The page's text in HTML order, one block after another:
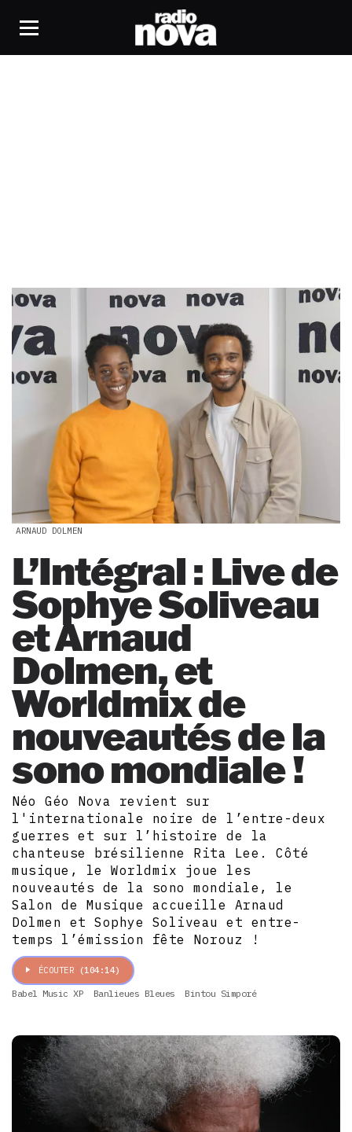
ARNAUD DOLMEN
L’Intégral : Live de
Sophye Soliveau
et Arnaud
Dolmen, et
Worldmix de
nouveautés de la
sono mondiale !
Néo Géo Nova revient sur
l'internationale noire de l’entre-deux
guerres et sur l’histoire de la
chanteuse brésilienne Rita Lee. Côté
musique, le Worldmix joue les
nouveautés de la sono mondiale, le
Salon de Musique accueille Arnaud
Dolmen et Sophye Soliveau et entre-
temps l’émission fête Norouz !
ÉCOUTER (104:14)
Babel Music XP Banlieues Bleues Bintou Simporé